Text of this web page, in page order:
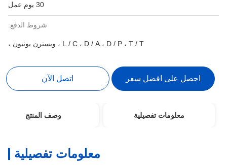
30 يوم عمل
شروط الدفع:
L / C ، D / A ، D / P ، T / T ، ويسترن يونيون ،
احصل على افضل سعر اتصل الآن
معلومات تفصيلية وصف المنتج
معلومات تفصيلية